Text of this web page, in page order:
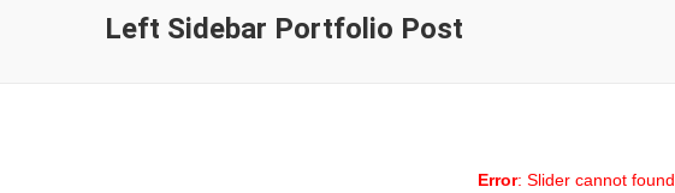
Left Sidebar Portfolio Post
Error: Slider cannot found